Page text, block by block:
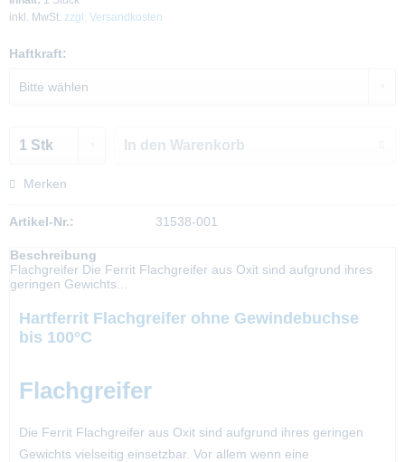
inkl. MwSt. zzgl. Versandkosten
Haftkraft:
In den Warenkorb
Merken
Artikel-Nr.: 31538-001
Beschreibung
Flachgreifer Die Ferrit Flachgreifer aus Oxit sind aufgrund ihres
geringen Gewichts...
Hartferrit Flachgreifer ohne Gewindebuchse
bis 100°C
Flachgreifer
Die Ferrit Flachgreifer aus Oxit sind aufgrund ihres geringen
Gewichts vielseitig einsetzbar. Vor allem wenn eine